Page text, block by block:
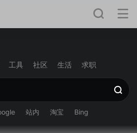
工具 社区 生活 求职
站内 淘宝 Bing